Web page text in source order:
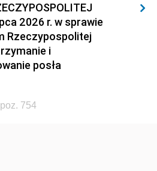
2026 r. w sprawie
Rzeczypospolitej
i
posła
754